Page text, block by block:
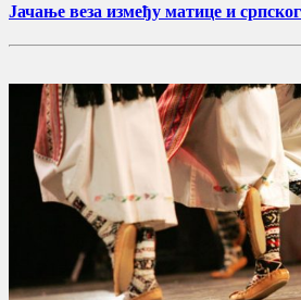
Јачање веза између матице и